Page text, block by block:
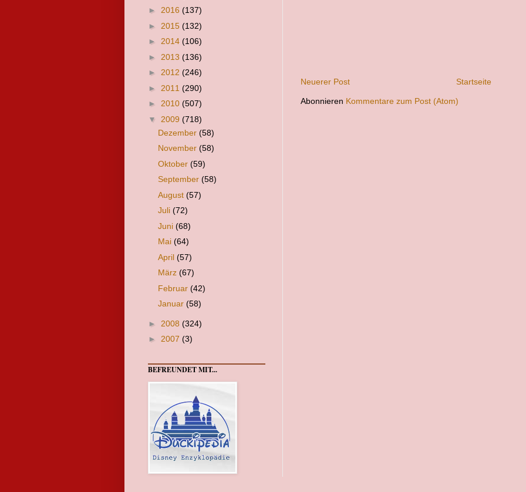
Neuerer Post Startseite
Abonnieren Kommentare zum Post (Atom)
► 2016 (137)
► 2015 (132)
► 2014 (106)
► 2013 (136)
► 2012 (246)
► 2011 (290)
► 2010 (507)
▼ 2009 (718)
Dezember (58)
November (58)
Oktober (59)
September (58)
August (57)
Juli (72)
Juni (68)
Mai (64)
April (57)
März (67)
Februar (42)
Januar (58)
► 2008 (324)
► 2007 (3)
BEFREUNDET MIT...